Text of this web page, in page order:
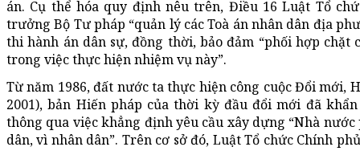
án. Cụ thể hóa quy định nêu trên, Điều 16 Luật Tổ
trưởng Bộ Tư pháp “quản lý các Toà án nhân dân địa
thi hành án dân sự, đồng thời, bảo đảm “phối hợp chặt
trong việc thực hiện nhiệm vụ này”.
Từ năm 1986, đất nước ta thực hiện công cuộc Đổi mới,
2001), bản Hiến pháp của thời kỳ đầu đổi mới đã
thông qua việc khẳng định yêu cầu xây dựng “Nhà
dân, vì nhân dân”. Trên cơ sở đó, Luật Tổ chức Chính